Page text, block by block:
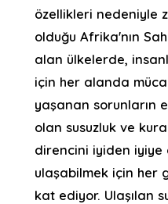
özellikleri nedeniyle
olduğu Afrika'nın
alan ülkelerde,
için her alanda
yaşanan sorunların
olan susuzluk ve
direncini iyiden iyiye
ulaşabilmek için her
kat ediyor. Ulaşılan